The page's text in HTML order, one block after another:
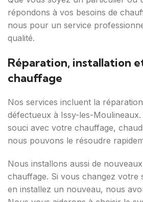
répondons à vos besoins de
nous pour un service
qualité.
Réparation, installation
chauffage
Nos services incluent la
défectueux à Issy-les-
souci avec votre chauffage,
nous pouvons le résoudre
Nous installons aussi de
chauffage. Si vous changez votre
en installez un nouveau, nous